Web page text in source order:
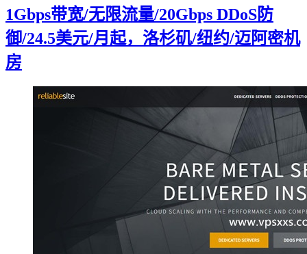
1Gbps带宽/无限流量/20Gbps DDoS防
御/24.5美元/月起，洛杉矶/纽约/迈阿密机
房